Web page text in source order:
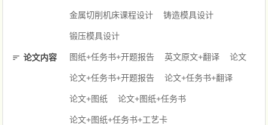
金属切削机床课程设计 铸造模具设计
锻压模具设计
论文内容 图纸+任务书+开题报告 英文原文+翻译 论文
论文+任务书+开题报告 论文+任务书+翻译
论文+图纸 论文+图纸+任务书
论文+图纸+任务书+工艺卡